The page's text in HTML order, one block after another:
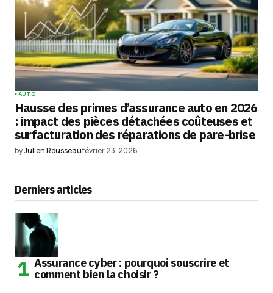
AUTO
Hausse des primes d’assurance auto en 2026
: impact des pièces détachées coûteuses et
surfacturation des réparations de pare-brise
byJulien Rousseaufévrier 23, 2026
Derniers articles
Assurance cyber : pourquoi souscrire et
comment bien la choisir ?